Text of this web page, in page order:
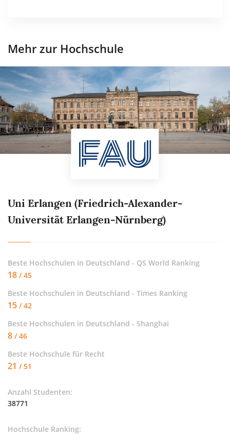
Mehr zur Hochschule
Uni Erlangen (Friedrich-Alexander-
Universität Erlangen-Nürnberg)
Beste Hochschulen in Deutschland - QS World Ranking
18 / 45
Beste Hochschulen in Deutschland - Times Ranking
15 / 42
Beste Hochschulen in Deutschland - Shanghai
8 / 46
Beste Hochschule für Recht
21 / 51
Anzahl Studenten:
38771
Hochschule Ranking: